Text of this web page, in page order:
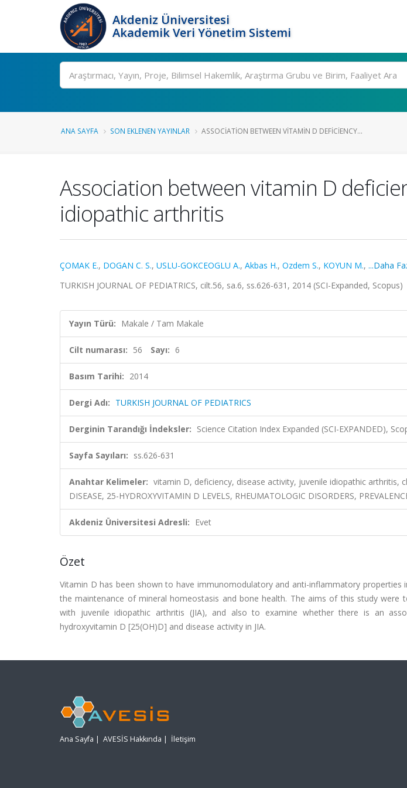
Akdeniz Üniversitesi
Akademik Veri Yönetim Sistemi
Ara
ANA SAYFA SON EKLENEN YAYINLAR ASSOCIATION BETWEEN VITAMIN D DEFICIENCY...
Association between vitamin D
idiopathic arthritis
ÇOMAK E., DOGAN C. S., USLU-GOKCEOGLU A., Akbas H., Ozdem S., KOYUN M., ...Daha
TURKISH JOURNAL OF PEDIATRICS, cilt.56, sa.6, ss.626-631, 2014 (SCI-Expanded, Scopus)
Yayın Türü: Makale / Tam Makale
Cilt numarası: 56 Sayı: 6
Basım Tarihi: 2014
Dergi Adı: TURKISH JOURNAL OF PEDIATRICS
Derginin Tarandığı İndeksler: Science Citation Index Expanded (SCI-EXPANDED),
Sayfa Sayıları: ss.626-631
Anahtar Kelimeler: vitamin D, deficiency, disease activity, juvenile idiopathic arthritis,
DISEASE, 25-HYDROXYVITAMIN D LEVELS, RHEUMATOLOGIC DISORDERS,
Akdeniz Üniversitesi Adresli: Evet
Özet
Vitamin D has been shown to have immunomodulatory and anti-inflammatory properties
the maintenance of mineral homeostasis and bone health. The aims of this study were
with juvenile idiopathic arthritis (JIA), and also to examine whether there is an
hydroxyvitamin D [25(OH)D] and disease activity in JIA.
Ana Sayfa | AVESİS Hakkında | İletişim